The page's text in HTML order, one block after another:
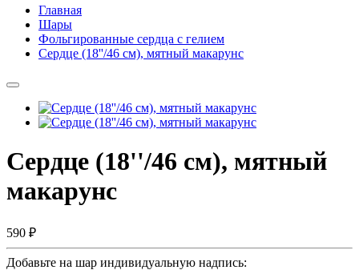
Главная
Шары
Фольгированные сердца с гелием
Сердце (18''/46 см), мятный макарунс
Сердце (18''/46 см), мятный
макарунс
590 ₽
Добавьте на шар индивидуальную надпись: